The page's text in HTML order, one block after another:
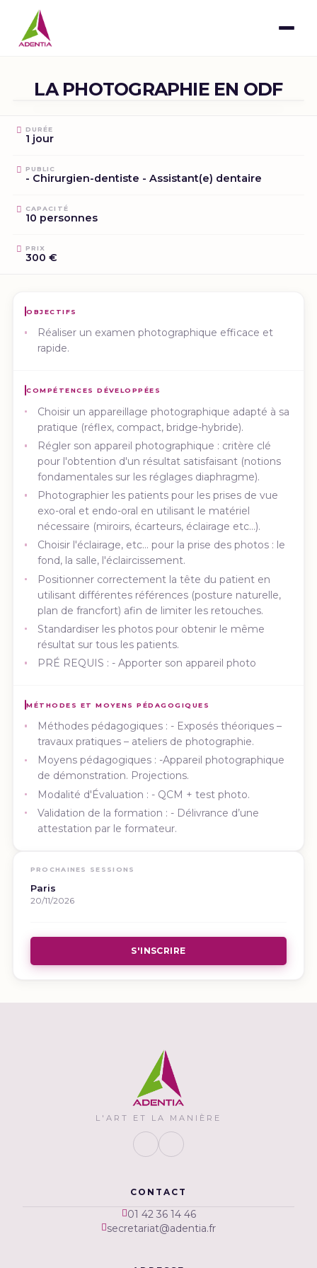
LA PHOTOGRAPHIE EN ODF
DURÉE
1 jour
PUBLIC
- Chirurgien-dentiste - Assistant(e) dentaire
CAPACITÉ
10 personnes
PRIX
300 €
OBJECTIFS
Réaliser un examen photographique efficace et
rapide.
COMPÉTENCES DÉVELOPPÉES
Choisir un appareillage photographique adapté à sa
pratique (réflex, compact, bridge-hybride).
Régler son appareil photographique : critère clé
pour l'obtention d'un résultat satisfaisant (notions
fondamentales sur les réglages diaphragme).
Photographier les patients pour les prises de vue
exo-oral et endo-oral en utilisant le matériel
nécessaire (miroirs, écarteurs, éclairage etc...).
Choisir l'éclairage, etc... pour la prise des photos : le
fond, la salle, l'éclaircissement.
Positionner correctement la tête du patient en
utilisant différentes références (posture naturelle,
plan de francfort) afin de limiter les retouches.
Standardiser les photos pour obtenir le même
résultat sur tous les patients.
PRÉ REQUIS : - Apporter son appareil photo
MÉTHODES ET MOYENS PÉDAGOGIQUES
Méthodes pédagogiques : - Exposés théoriques –
travaux pratiques – ateliers de photographie.
Moyens pédagogiques : -Appareil photographique
de démonstration. Projections.
Modalité d'Évaluation : - QCM + test photo.
Validation de la formation : - Délivrance d’une
attestation par le formateur.
PROCHAINES SESSIONS
Paris
20/11/2026
S'INSCRIRE
L'ART ET LA MANIÈRE
CONTACT
01 42 36 14 46
secretariat@adentia.fr